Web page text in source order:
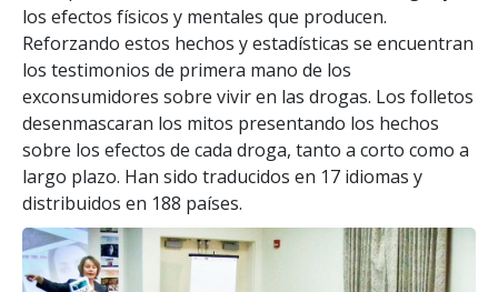
los efectos físicos y mentales que producen.
Reforzando estos hechos y estadísticas se encuentran
los testimonios de primera mano de los
exconsumidores sobre vivir en las drogas. Los folletos
desenmascaran los mitos presentando los hechos
sobre los efectos de cada droga, tanto a corto como a
largo plazo. Han sido traducidos en 17 idiomas y
distribuidos en 188 países.